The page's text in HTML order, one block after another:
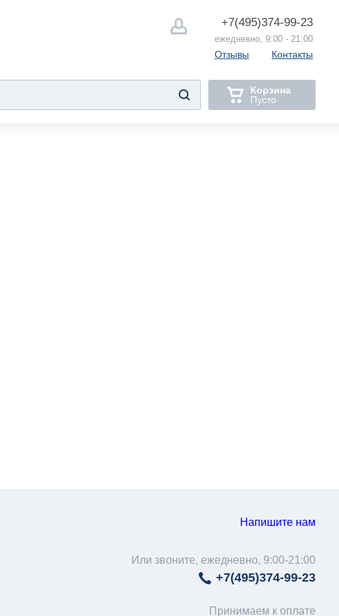
+7(495)374-99-23
ежедневно, 9:00 - 21:00
Отзывы Контакты
Корзина
Пусто
Напишите нам
Или звоните, ежедневно, 9:00-21:00
+7(495)374-99-23
Принимаем к оплате